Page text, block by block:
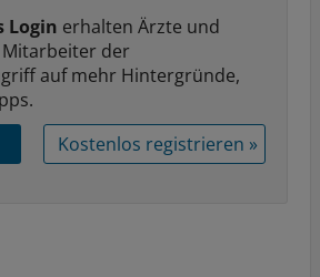
Login erhalten Ärzte und
der
auf mehr Hintergründe,
Kostenlos registrieren »